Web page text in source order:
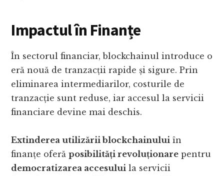
Impactul în Finanțe
În sectorul financiar, blockchainul introduce o
eră nouă de tranzacții rapide și sigure. Prin
eliminarea intermediarilor, costurile de
tranzacție sunt reduse, iar accesul la servicii
financiare devine mai deschis.
Extinderea utilizării blockchainului în
finanțe oferăposibilități revoluționare pentru
democratizarea accesului la servicii